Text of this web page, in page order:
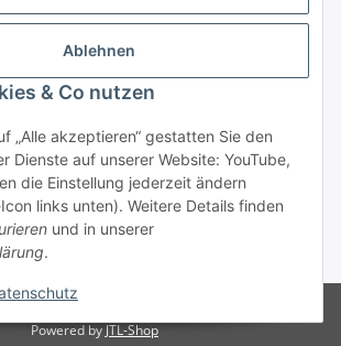
Ablehnen
& Co nutzen
„Alle akzeptieren“ gestatten Sie den
Dienste auf unserer Website: YouTube,
die Einstellung jederzeit ändern
links unten). Weitere Details finden
und in unserer
.USt., zzgl.
Powered byJTL-Shop